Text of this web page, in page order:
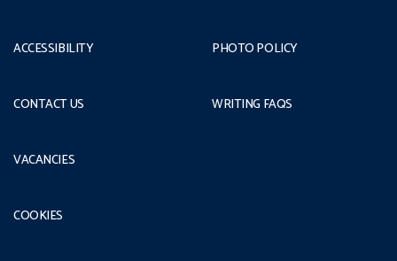
ACCESSIBILITY
CONTACT US
PHOTO POLICY
WRITING FAQS
VACANCIES
COOKIES